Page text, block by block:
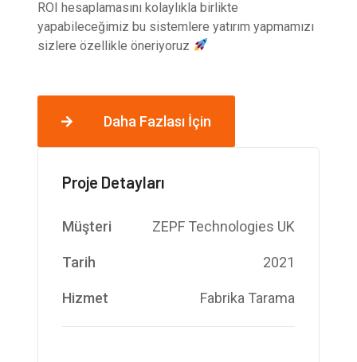
ROI hesaplamasını kolaylıkla birlikte
yapabileceğimiz bu sistemlere yatırım yapmamızı
sizlere özellikle öneriyoruz
Daha Fazlası İçin
Proje Detayları
Müşteri ZEPF Technologies UK
Tarih 2021
Hizmet Fabrika Tarama